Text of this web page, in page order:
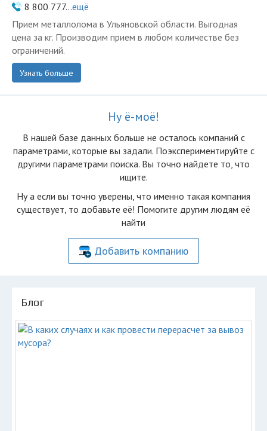
8 800 777...ещё
Прием металлолома в Ульяновской области. Выгодная
цена за кг. Производим прием в любом количестве без
ограничений.
Узнать больше
Ну ё-моё!
В нашей базе данных больше не осталоcь компаний с
параметрами, которые вы задали. Поэкспериментируйте с
другими параметрами поиска. Вы точно найдете то, что
ищите.
Ну а если вы точно уверены, что именно такая компания
существует, то добавьте её! Помогите другим людям её
найти
Добавить компанию
Блог